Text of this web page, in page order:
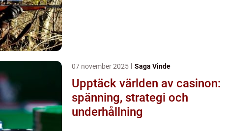
07 november 2025 Saga Vinde
Upptäck världen av casinon:
spänning, strategi och
underhållning